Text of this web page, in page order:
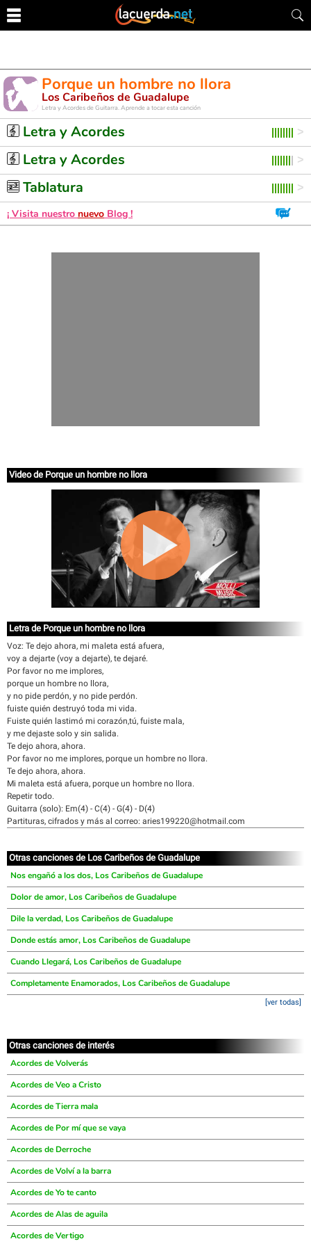
Porque un hombre no llora
Los Caribeños de Guadalupe
Letra y Acordes de Guitarra. Aprende a tocar esta canción
Letra y Acordes
Letra y Acordes
Tablatura
¡ Visita nuestro nuevo Blog !
Video de Porque un hombre no llora
Letra de Porque un hombre no llora
Voz: Te dejo ahora, mi maleta está afuera,
voy a dejarte (voy a dejarte), te dejaré.
Por favor no me implores,
porque un hombre no llora,
y no pide perdón, y no pide perdón.
fuiste quién destruyó toda mi vida.
Fuiste quién lastimó mi corazón,tú, fuiste mala,
y me dejaste solo y sin salida.
Te dejo ahora, ahora.
Por favor no me implores, porque un hombre no llora.
Te dejo ahora, ahora.
Mi maleta está afuera, porque un hombre no llora.
Repetir todo.
Guitarra (solo): Em(4) - C(4) - G(4) - D(4)
Partituras, cifrados y más al correo: aries199220@hotmail.com
Otras canciones de Los Caribeños de Guadalupe
Nos engañó a los dos, Los Caribeños de Guadalupe
Dolor de amor, Los Caribeños de Guadalupe
Dile la verdad, Los Caribeños de Guadalupe
Donde estás amor, Los Caribeños de Guadalupe
Cuando Llegará, Los Caribeños de Guadalupe
Completamente Enamorados, Los Caribeños de Guadalupe
[ver todas]
Otras canciones de interés
Acordes de Volverás
Acordes de Veo a Cristo
Acordes de Tierra mala
Acordes de Por mí que se vaya
Acordes de Derroche
Acordes de Volví a la barra
Acordes de Yo te canto
Acordes de Alas de aguila
Acordes de Vertigo